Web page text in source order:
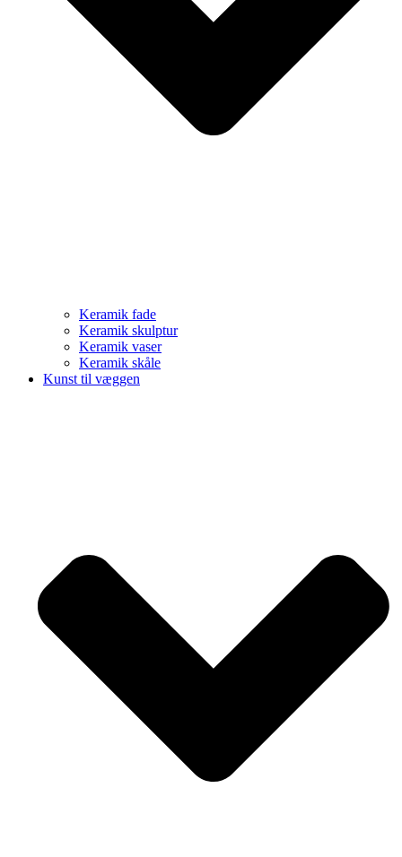
Keramik fade
Keramik skulptur
Keramik vaser
Keramik skåle
Kunst til væggen